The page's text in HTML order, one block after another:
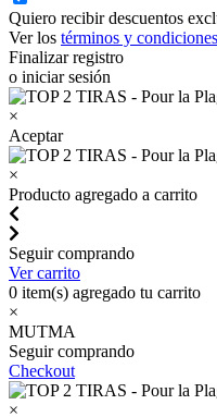
Quiero recibir descuentos
Ver los términos y condiciones
Finalizar registro
o iniciar sesión
×
Aceptar
×
Producto agregado a carrito
Seguir comprando
Ver carrito
0 item(s) agregado tu carrito
×
MUTMA
Seguir comprando
Checkout
×